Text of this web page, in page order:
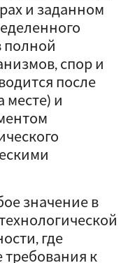
и заданном
полной
спор и
после
месте) и
значение в
где
к